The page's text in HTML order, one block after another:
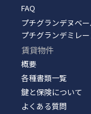
FAQ
プチグランデヌベ
プチグランデミレー
賃貸物件
概要
各種書類一覧
鍵と保険について
よくある質問